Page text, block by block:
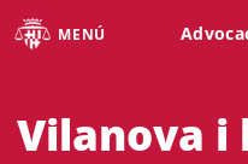
MENÚ
Vilanova i